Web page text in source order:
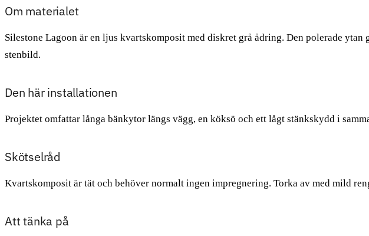
Om materialet
Silestone Lagoon är en ljus kvartskomposit med diskret grå ådring. Den polerade
stenbild.
Den här installationen
Projektet omfattar långa bänkytor längs vägg, en köksö och ett lågt stänkskydd i
Skötselråd
Kvartskomposit är tät och behöver normalt ingen impregnering. Torka av med mild
Att tänka på